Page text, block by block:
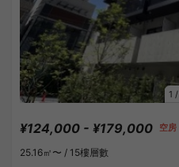
1 /
¥124,000 - ¥179,000 空房
25.16㎡〜 / 15樓層數